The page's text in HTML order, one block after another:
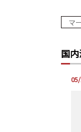
マ
国